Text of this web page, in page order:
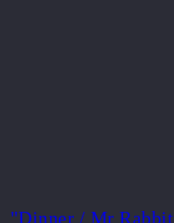
"Dinner / Mr Rabbit